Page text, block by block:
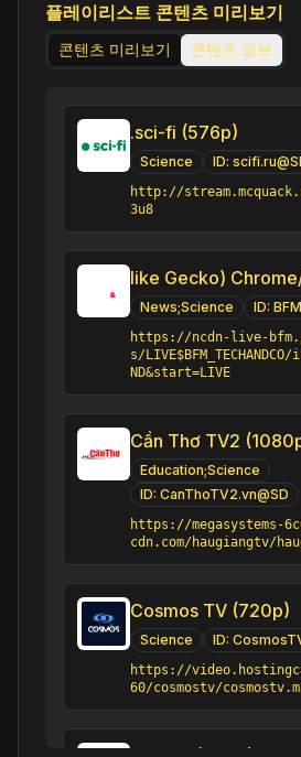
플레이리스트 콘텐츠 미리보기
콘텐츠 미리보기 콘텐츠 정보
.sci-fi (576p)
Science ID:
http://
3u8
News;Science ID:
https://ncdn-live-
s/
ND&start=LIVE
Cần Thơ TV2
Education;Science
ID: CanThoTV2.vn@SD
https://megasystems-
cdn.com/haugiangtv/
Cosmos TV (720p)
Science ID:
https://
60/cosmostv/